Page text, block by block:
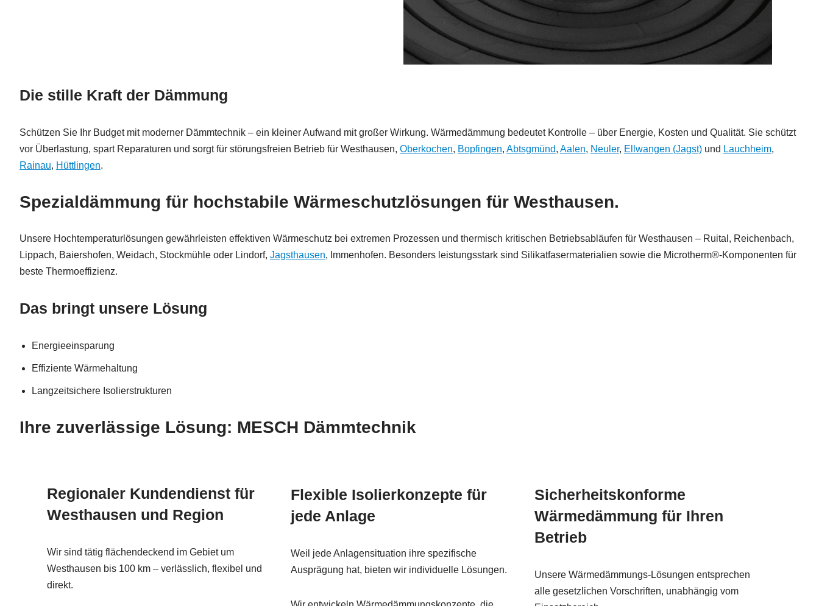
Die stille Kraft der Dämmung
Schützen Sie Ihr Budget mit moderner Dämmtechnik – ein kleiner Aufwand mit großer Wirkung. Wärmedämmung bedeutet Kontrolle – über Energie, Kosten und Qualität. Sie schützt
vor Überlastung, spart Reparaturen und sorgt für störungsfreien Betrieb für Westhausen, Oberkochen, Bopfingen, Abtsgmünd, Aalen, Neuler, Ellwangen (Jagst) und Lauchheim,
Rainau, Hüttlingen.
Spezialdämmung für hochstabile Wärmeschutzlösungen für Westhausen.
Unsere Hochtemperaturlösungen gewährleisten effektiven Wärmeschutz bei extremen Prozessen und thermisch kritischen Betriebsabläufen für Westhausen – Ruital, Reichenbach,
Lippach, Baiershofen, Weidach, Stockmühle oder Lindorf, Jagsthausen, Immenhofen. Besonders leistungsstark sind Silikatfasermaterialien sowie die Microtherm®-Komponenten für
beste Thermoeffizienz.
Das bringt unsere Lösung
Energieeinsparung
Effiziente Wärmehaltung
Langzeitsichere Isolierstrukturen
Ihre zuverlässige Lösung: MESCH Dämmtechnik
Regionaler Kundendienst für
Westhausen und Region
Wir sind tätig flächendeckend im Gebiet um
Westhausen bis 100 km – verlässlich, flexibel und
direkt.
Flexible Isolierkonzepte für
jede Anlage
Weil jede Anlagensituation ihre spezifische
Ausprägung hat, bieten wir individuelle Lösungen.
Sicherheitskonforme
Wärmedämmung für Ihren
Betrieb
Unsere Wärmedämmungs-Lösungen entsprechen
alle gesetzlichen Vorschriften, unabhängig vom